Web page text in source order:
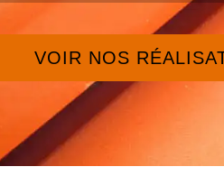
VOIR NOS